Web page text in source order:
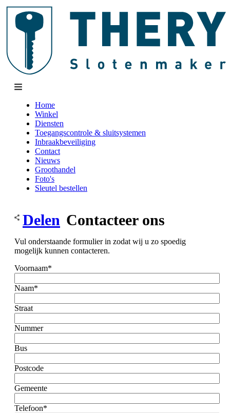
Home
Winkel
Diensten
Toegangscontrole & sluitsystemen
Inbraakbeveiliging
Contact
Nieuws
Groothandel
Foto's
Sleutel bestellen
Contacteer ons
Delen
Vul onderstaande formulier in zodat wij u zo spoedig
mogelijk kunnen contacteren.
Voornaam*
Naam*
Straat
Nummer
Bus
Postcode
Gemeente
Telefoon*